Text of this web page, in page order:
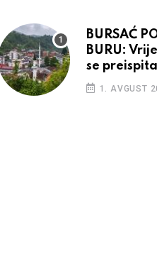
BURSAĆ
BURU:
se
Srebrenice
1. AVGUST